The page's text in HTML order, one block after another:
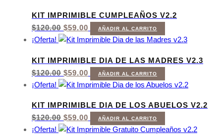
KIT IMPRIMIBLE CUMPLEAÑOS V2.2
$120.00 EL
PRECIO
ORIGINAL
$120.00.
$59.00
PRECIO
ACTUAL
$59.00.
AÑADIR AL CARRITO
¡Oferta!
KIT IMPRIMIBLE DIA DE LAS MADRES V2.3
$120.00 EL
PRECIO
ORIGINAL
$120.00.
$59.00
PRECIO
ACTUAL
$59.00.
AÑADIR AL CARRITO
¡Oferta!
KIT IMPRIMIBLE DIA DE LOS ABUELOS V2.2
$120.00 EL
PRECIO
ORIGINAL
$59.00
PRECIO
ACTUAL
AÑADIR AL CARRITO
¡Oferta!